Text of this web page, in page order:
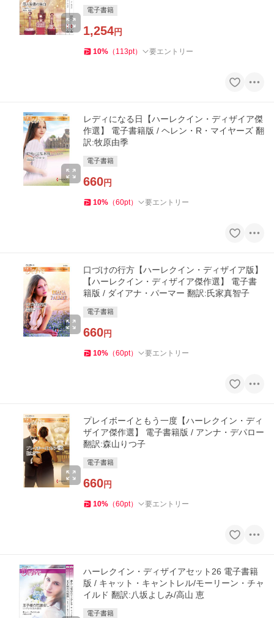
電子書籍
1,254円
10% （ 113pt） 要エントリー
レディになる日【ハーレクイン・ディザイア傑
作選】 電子書籍版 / ヘレン・R・マイヤーズ 翻
訳:牧原由季
電子書籍
660円
10% （60pt） 要エントリー
口づけの行方【ハーレクイン・ディザイア版】
【ハーレクイン・ディザイア傑作選】 電子書
籍版 / ダイアナ・パーマー 翻訳:氏家真智子
電子書籍
660円
10% （60pt） 要エントリー
プレイボーイともう一度【ハーレクイン・ディ
ザイア傑作選】 電子書籍版 / アンナ・デパロー
翻訳:森山りつ子
電子書籍
660円
10% （60pt） 要エントリー
ハーレクイン・ディザイアセット26 電子書籍
版 / キャット・キャントレル/モーリーン・チャ
イルド 翻訳:八坂よしみ/高山 恵
電子書籍